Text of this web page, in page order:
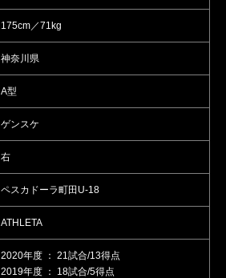
175cm／71kg
神奈川県
A型
ゲンスケ
右
ペスカドーラ町田U-18
ATHLETA
2020年度 ： 21試合/13得点
2019年度 ： 18試合/5得点